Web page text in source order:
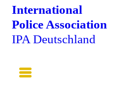
International
Police Association
IPA Deutschland
Main
Menu